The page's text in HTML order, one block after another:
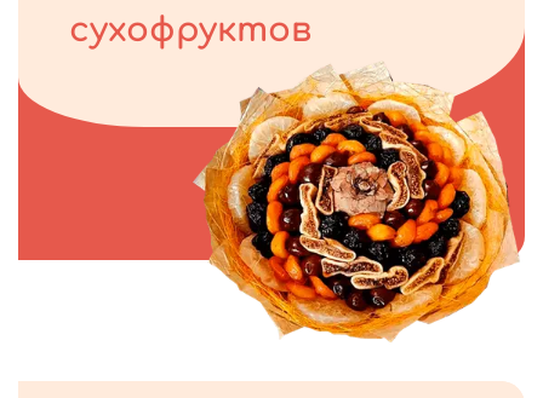
сухофруктов